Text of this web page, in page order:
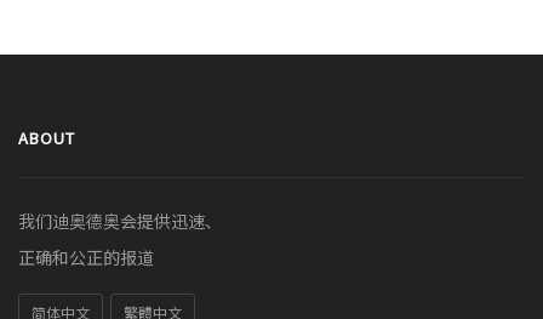
ABOUT
我们迪奥德奥会提供迅速、
正确和公正的报道
简体中文 繁體中文